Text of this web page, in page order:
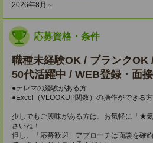
2026年8月～
応募資格・条件
職種未経験OK / ブランクOK
50代活躍中 / WEB登録・面
●テレマの経験がある方
●Excel（VLOOKUP関数）の操作ができる方
少しでもご興味がある方は、お気軽に「★
さいね！
但し、「応募歓迎」アプローチは面談を確